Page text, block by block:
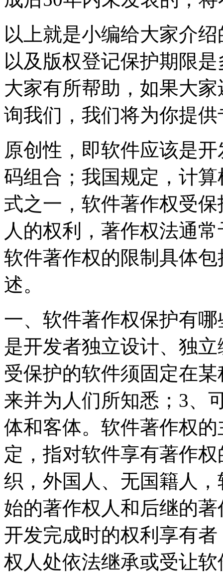
以上就是小编给大家介
以及版权登记保护期限
大家有所帮助，如果大
询我们，我们将为你提
原创性，即软件应该是
码组合；我国规定，计
式之一，软件著作权受
人的权利，著作权法通
软件著作权的限制具体
述。
一、软件著作权保护有
是开发者独立设计、独
受保护的软件须固定在
来并为人们所知悉；3、
体和客体。软件著作权
定，指对软件享有著作
织，外国人、无国籍人
始的著作权人和后继的
开发完成时的权利享有
权人处依法继承或受让